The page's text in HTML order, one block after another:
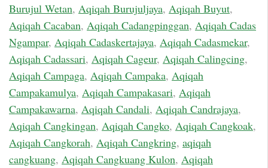
Burujul Wetan, Aqiqah Burujuljaya, Aqiqah Buyut,
Aqiqah Cacaban, Aqiqah Cadangpinggan, Aqiqah Cadas
Ngampar, Aqiqah Cadaskertajaya, Aqiqah Cadasmekar,
Aqiqah Cadassari, Aqiqah Cageur, Aqiqah Calingcing,
Aqiqah Campaga, Aqiqah Campaka, Aqiqah
Campakamulya, Aqiqah Campakasari, Aqiqah
Campakawarna, Aqiqah Candali, Aqiqah Candrajaya,
Aqiqah Cangkingan, Aqiqah Cangko, Aqiqah Cangkoak,
Aqiqah Cangkorah, Aqiqah Cangkring, aqiqah
cangkuang, Aqiqah Cangkuang Kulon, Aqiqah